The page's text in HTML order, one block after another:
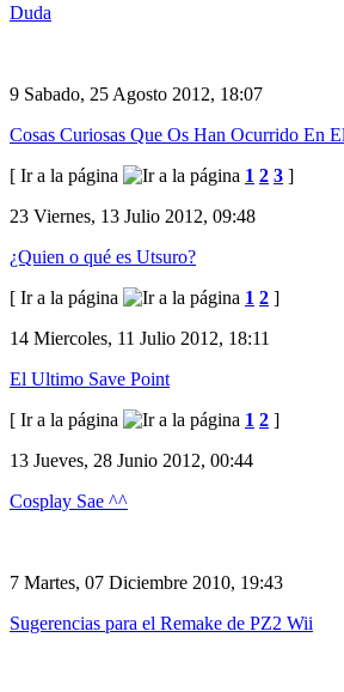
Duda
9 Sabado, 25 Agosto 2012, 18:07
Cosas Curiosas Que Os Han Ocurrido En
[ Ir a la página
1 2 3 ]
23 Viernes, 13 Julio 2012, 09:48
¿Quien o qué es Utsuro?
[ Ir a la página
1 2 ]
14 Miercoles, 11 Julio 2012, 18:11
El Ultimo Save Point
[ Ir a la página
1 2 ]
13 Jueves, 28 Junio 2012, 00:44
Cosplay Sae ^^
7 Martes, 07 Diciembre 2010, 19:43
Sugerencias para el Remake de PZ2 Wii